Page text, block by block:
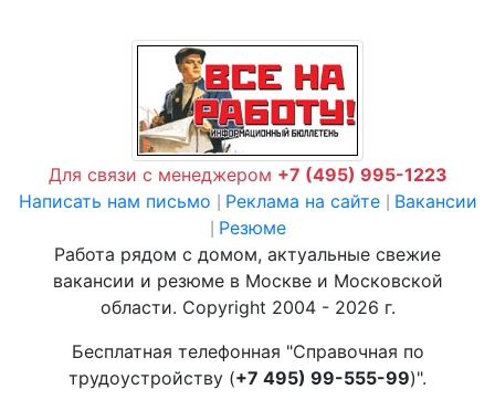
Для связи с менеджером +7 (495) 995-1223
Написать нам письмо
Реклама на сайте Вакансии
Резюме
Работа рядом с домом, актуальные свежие
вакансии и резюме в Москве и Московской
области. Copyright 2004 - 2026 г.
Бесплатная телефонная "Справочная по
трудоустройству (+7 495) 99-555-99)".